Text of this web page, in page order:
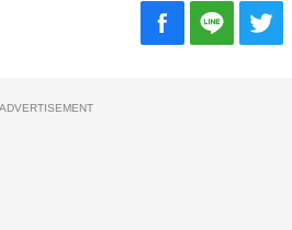
ADVERTISEMENT